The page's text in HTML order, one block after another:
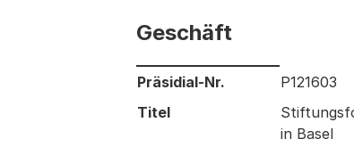
Geschäft
Informationen zum
Präsidial-Nr.
P121603
Titel
in Basel